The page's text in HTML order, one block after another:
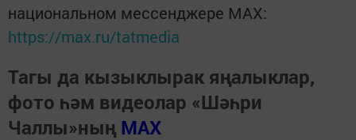
национальном мессенджере MАХ:
https://max.ru/tatmedia
Тагы да кызыклырак яңалыклар,
фото һәм видеолар «Шәһри
Чаллы»ның MAX